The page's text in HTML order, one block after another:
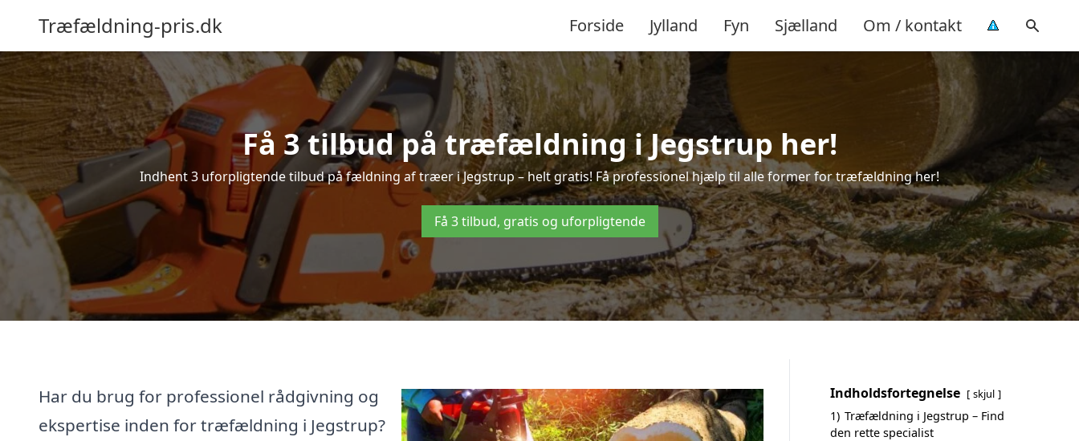
Træfældning-pris.dk Forside Jylland Fyn Sjælland Om / kontakt
Få 3 tilbud på træfældning i Jegstrup her!
Indhent 3 uforpligtende tilbud på fældning af træer i Jegstrup – helt gratis! Få professionel hjælp til alle former for træfældning her!
Få 3 tilbud, gratis og uforpligtende
Har du brug for professionel rådgivning og
ekspertise inden for træfældning i Jegstrup?
Indholdsfortegnelse skjul
1) Træfældning i Jegstrup – Find
den rette specialist